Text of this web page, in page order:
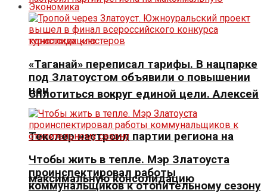
Сплотиться вокруг единой цели. Алексей
Текслер настроил партии региона на
максимальную консолидацию
Экономика
«Таганай» переписал тарифы. В нацпарке
под Златоустом объявили о повышении
цен
Чтобы жить в тепле. Мэр Златоуста
проинспектировал работы
коммунальщиков к отопительному сезону